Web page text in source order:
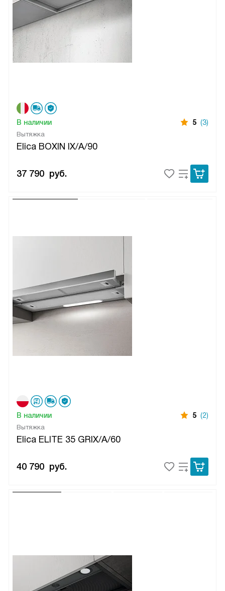
Вытяжка
Elica BOXIN IX/A/90
В наличии 5 (3)
37 790 руб.
Вытяжка
Elica ELITE 35 GRIX/A/60
В наличии 5 (2)
40 790 руб.